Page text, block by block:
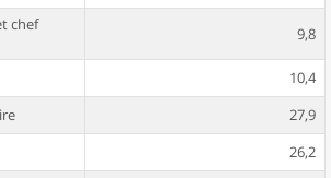
chef
9,8
10,4
27,9
26,2